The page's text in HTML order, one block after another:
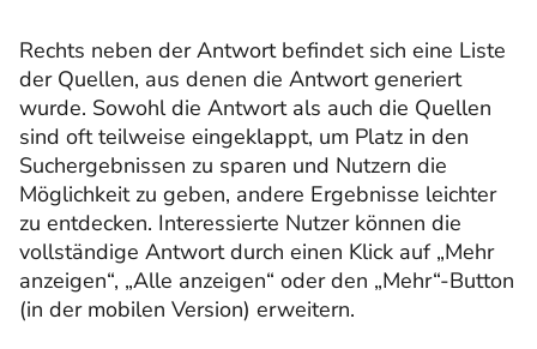
Rechts neben der Antwort befindet sich eine Liste
der Quellen, aus denen die Antwort generiert
wurde. Sowohl die Antwort als auch die Quellen
sind oft teilweise eingeklappt, um Platz in den
Suchergebnissen zu sparen und Nutzern die
Möglichkeit zu geben, andere Ergebnisse leichter
zu entdecken. Interessierte Nutzer können die
vollständige Antwort durch einen Klick auf „Mehr
anzeigen“, „Alle anzeigen“ oder den „Mehr“-Button
(in der mobilen Version) erweitern.